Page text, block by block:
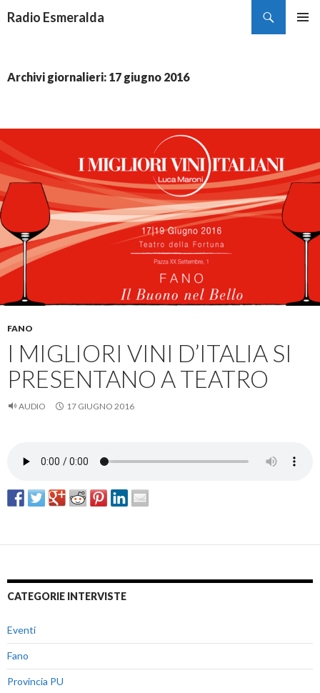
Radio Esmeralda
Archivi giornalieri: 17 giugno 2016
FANO
I MIGLIORI VINI D’ITALIA SI
PRESENTANO A TEATRO
AUDIO 17 GIUGNO 2016
CATEGORIE INTERVISTE
Eventi
Fano
Provincia PU